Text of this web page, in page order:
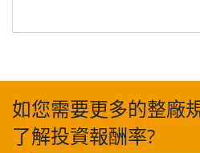
如您需要更多的整廠
了解投資報酬率?